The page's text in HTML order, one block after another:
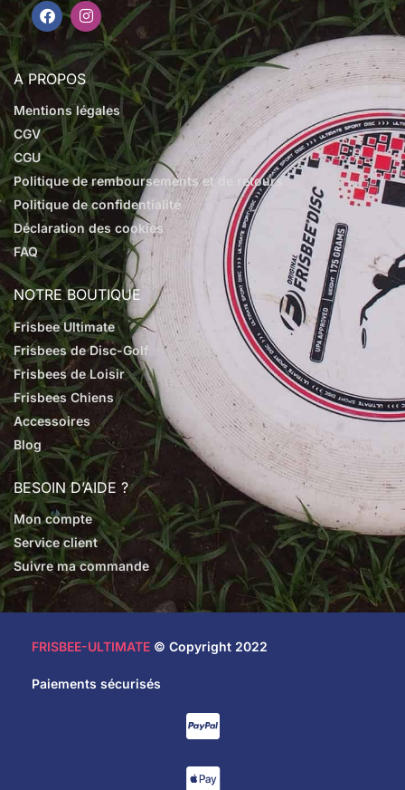
A PROPOS
Mentions légales
CGV
CGU
Politique de remboursements et de retours
Politique de confidentialité
Déclaration des cookies
FAQ
NOTRE BOUTIQUE
Frisbee Ultimate
Frisbees de Disc-Golf
Frisbees de Loisir
Frisbees Chiens
Accessoires
Blog
BESOIN D’AIDE ?
Mon compte
Service client
Suivre ma commande
FRISBEE-ULTIMATE © Copyright 2022
Paiements sécurisés